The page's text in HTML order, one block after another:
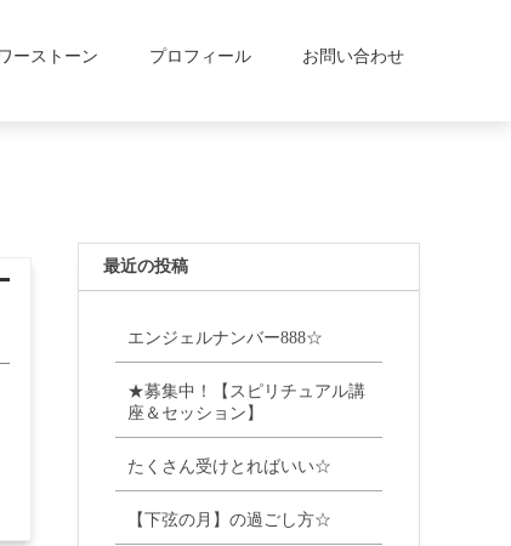
ーストーン プロフィール お問い合わせ
最近の投稿
エンジェルナンバー888☆
★募集中！【スピリチュアル講
座＆セッション】
たくさん受けとればいい☆
【下弦の月】の過ごし方☆